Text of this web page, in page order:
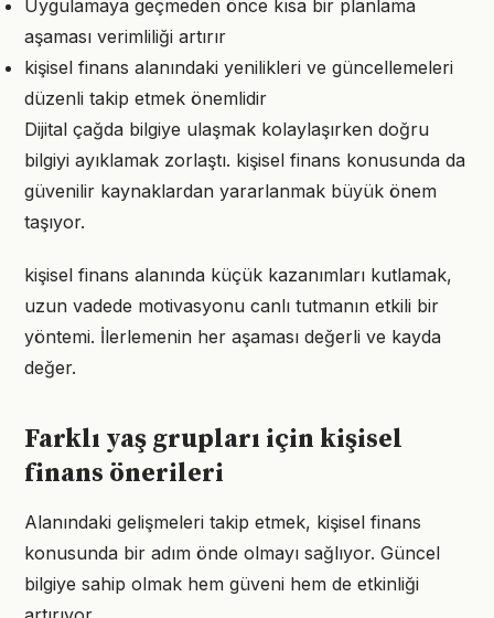
Uygulamaya geçmeden önce kısa bir planlama
aşaması verimliliği artırır
kişisel finans alanındaki yenilikleri ve güncellemeleri
düzenli takip etmek önemlidir
Dijital çağda bilgiye ulaşmak kolaylaşırken doğru
bilgiyi ayıklamak zorlaştı. kişisel finans konusunda da
güvenilir kaynaklardan yararlanmak büyük önem
taşıyor.
kişisel finans alanında küçük kazanımları kutlamak,
uzun vadede motivasyonu canlı tutmanın etkili bir
yöntemi. İlerlemenin her aşaması değerli ve kayda
değer.
Farklı yaş grupları için kişisel
finans önerileri
Alanındaki gelişmeleri takip etmek, kişisel finans
konusunda bir adım önde olmayı sağlıyor. Güncel
bilgiye sahip olmak hem güveni hem de etkinliği